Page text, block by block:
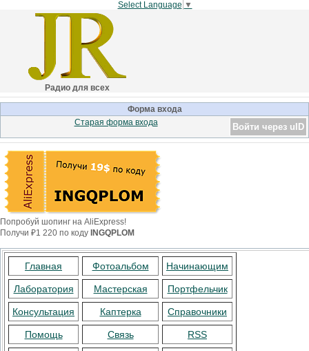
Select Language ▼
Радио для всех
Форма входа
Войти через uID
Старая форма входа
Попробуй шопинг на AliExpress!
Получи ₽1 220 по коду INGQPLOM
Главная Фотоальбом Начинающим
Лаборатория Мастерская Портфельчик
Консультация Каптерка Справочники
Помощь Связь RSS